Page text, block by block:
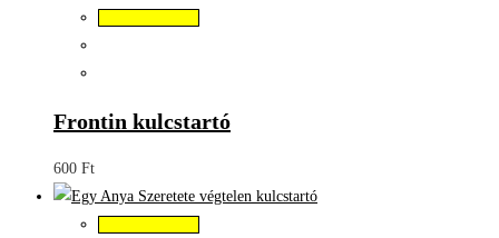
Frontin kulcstartó
600 Ft